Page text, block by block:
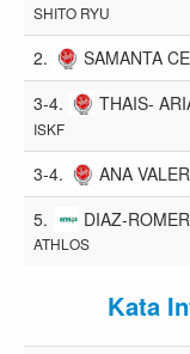
SHITO RYU
2. SAMANTA
3-4. THAIS-
ISKF
3-4. ANA
5. DIAZ-
ATHLOS
Kata